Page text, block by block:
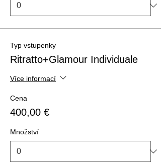
Typ vstupenky
Ritratto+Glamour Individuale
Více informací
Cena
400,00 €
Množství